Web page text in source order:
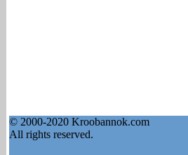
© 2000-2020 Kroobannok.com
All rights reserved.